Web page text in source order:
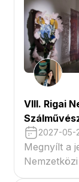
VIII. Rigai
2027-05-
Megnyílt a
Triennáléra